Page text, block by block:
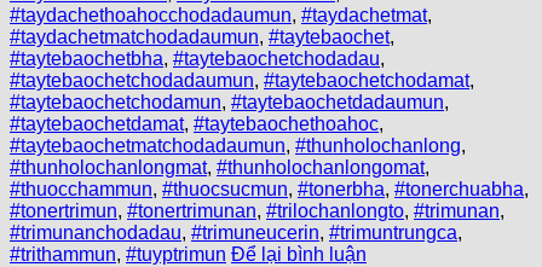
#taydachethoahocchodadaumun, #taydachetmat,
#taydachetmatchodadaumun, #taytebaochet,
#taytebaochetbha, #taytebaochetchodadau,
#taytebaochetchodadaumun, #taytebaochetchodamat,
#taytebaochetchodamun, #taytebaochetdadaumun,
#taytebaochetdamat, #taytebaochethoahoc,
#taytebaochetmatchodadaumun, #thunholochanlong,
#thunholochanlongmat, #thunholochanlongomat,
#thuocchammun, #thuocsucmun, #tonerbha, #tonerchuabha,
#tonertrimun, #tonertrimunan, #trilochanlongto, #trimunan,
#trimunanchodadau, #trimuneucerin, #trimuntrungca,
#trithammun, #tuyptrimun Để lại bình luận